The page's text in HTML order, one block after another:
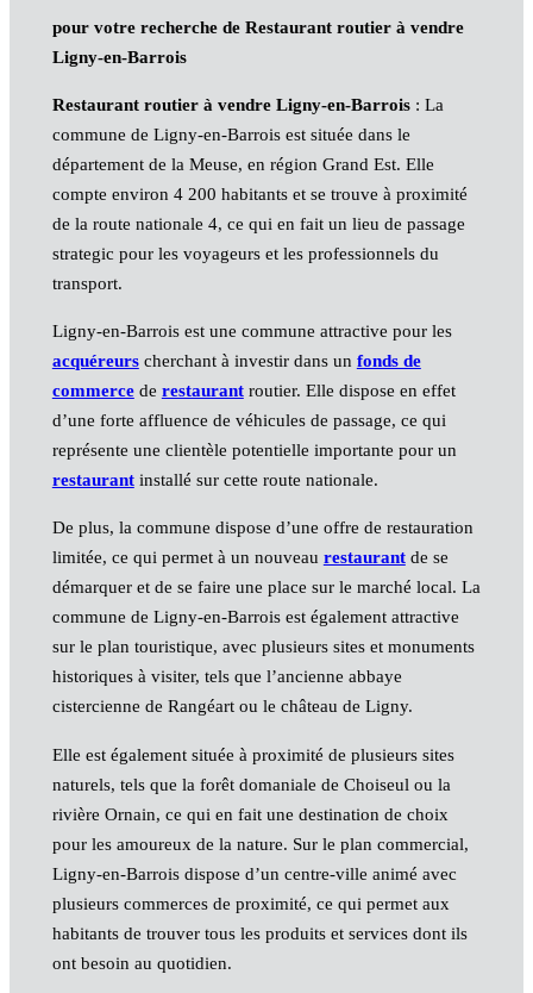
pour votre recherche de Restaurant routier à vendre
Ligny-en-Barrois
Restaurant routier à vendre Ligny-en-Barrois: La
commune de Ligny-en-Barrois est située dans le
département de la Meuse, en région Grand Est. Elle
compte environ 4 200 habitants et se trouve à proximité
de la route nationale 4, ce qui en fait un lieu de passage
strategic pour les voyageurs et les professionnels du
transport.
Ligny-en-Barrois est une commune attractive pour les
acquéreurscherchant à investir dans un fonds de
commercede restaurantroutier. Elle dispose en effet
d’une forte affluence de véhicules de passage, ce qui
représente une clientèle potentielle importante pour un
restaurantinstallé sur cette route nationale.
De plus, la commune dispose d’une offre de restauration
limitée, ce qui permet à un nouveau restaurantde se
démarquer et de se faire une place sur le marché local. La
commune de Ligny-en-Barrois est également attractive
sur le plan touristique, avec plusieurs sites et monuments
historiques à visiter, tels que l’ancienne abbaye
cistercienne de Rangéart ou le château de Ligny.
Elle est également située à proximité de plusieurs sites
naturels, tels que la forêt domaniale de Choiseul ou la
rivière Ornain, ce qui en fait une destination de choix
pour les amoureux de la nature. Sur le plan commercial,
Ligny-en-Barrois dispose d’un centre-ville animé avec
plusieurs commerces de proximité, ce qui permet aux
habitants de trouver tous les produits et services dont ils
ont besoin au quotidien.